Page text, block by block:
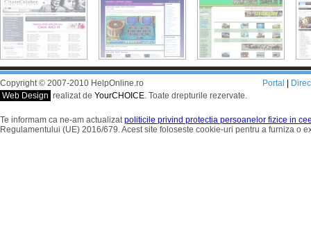
Copyright © 2007-2010 HelpOnline.ro
Web Design realizat de YourCHOICE. Toate drepturile rezervate.
Portal
Te informam ca ne-am actualizatpoliticile privind protectia persoanelor fizice in
Regulamentului (UE) 2016/679. Acest site foloseste cookie-uri pentru a furniza o